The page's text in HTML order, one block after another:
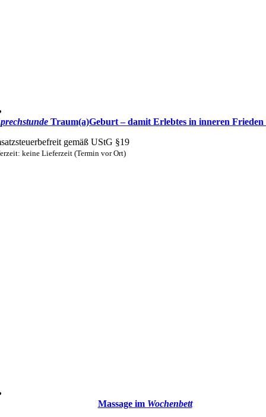
Traum(a)Geburt – damit Erlebtes in inneren
gemäß UStG §19
keine Lieferzeit (Termin vor Ort)
Massage im Wochenbett